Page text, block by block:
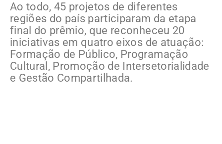
Ao todo, 45 projetos de diferentes
regiões do país participaram da etapa
final do prêmio, que reconheceu 20
iniciativas em quatro eixos de atuação:
Formação de Público, Programação
Cultural, Promoção de Intersetorialidade
e Gestão Compartilhada.